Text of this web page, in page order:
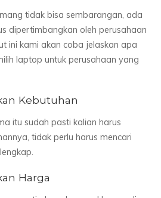
tidak bisa sembarangan, ada
dipertimbangkan oleh perusahaan
ini kami akan coba jelaskan apa
laptop untuk perusahaan yang
Kebutuhan
itu sudah pasti kalian harus
tidak perlu harus mencari
Harga